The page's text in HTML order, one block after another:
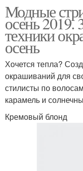
Модные
осень 2019.
техники
осень
Хочется тепла?
окрашиваний для
стилисты по
карамель и
Кремовый блонд